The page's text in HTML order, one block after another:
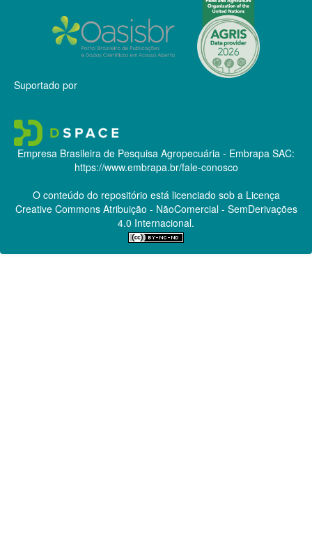
Suportado por
Empresa Brasileira de Pesquisa Agropecuária - Embrapa SAC:
https://www.embrapa.br/fale-conosco
O conteúdo do repositório está licenciado sob a Licença
Creative CommonsAtribuição - NãoComercial - SemDerivações
4.0 Internacional.